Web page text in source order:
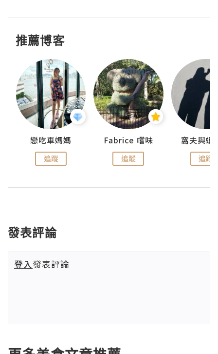
推薦博客
戀吃車媽媽
追蹤
Fabrice 嚐味
追蹤
窩夫與蝦
追蹤
發表評論
登入發表評論